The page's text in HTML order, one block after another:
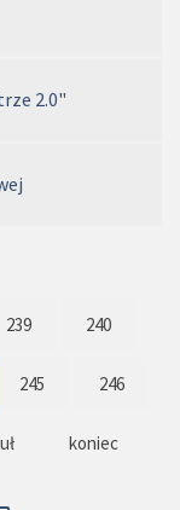
2.0"
239 240
245 246
koniec